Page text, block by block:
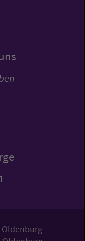
Oldenburg